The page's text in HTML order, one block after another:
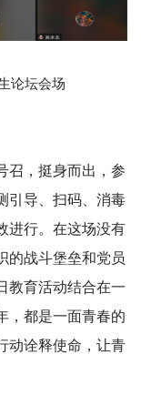
论坛会场
召，挺身而出，参
引导、扫码、消毒
进行。在这场没有
的战斗堡垒和党员
教育活动结合在一
，都是一面青春的
动诠释使命，让青